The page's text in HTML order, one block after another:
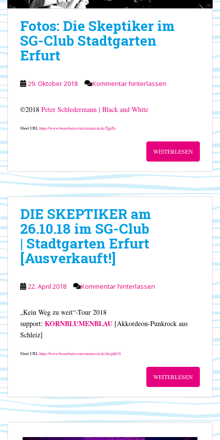
Fotos: Die Skeptiker im
SG-Club Stadtgarten
Erfurt
29. Oktober 2018 Kommentar hinterlassen
©2018 Peter Schledermann | Black and White
Short URLhttps://www.boombatzeentertainment.de/TgpXc
WEITERLESEN
DIE SKEPTIKER am
26.10.18 im SG-Club
| Stadtgarten Erfurt
[Ausverkauft!]
22. April 2018 Kommentar hinterlassen
„Kein Weg zu weit“-Tour 2018
support: KORNBLUMENBLAU [Akkordeon-Punkrock aus
Schleiz]
Short URLhttps://www.boombatzeentertainment.de/skeptik18
WEITERLESEN